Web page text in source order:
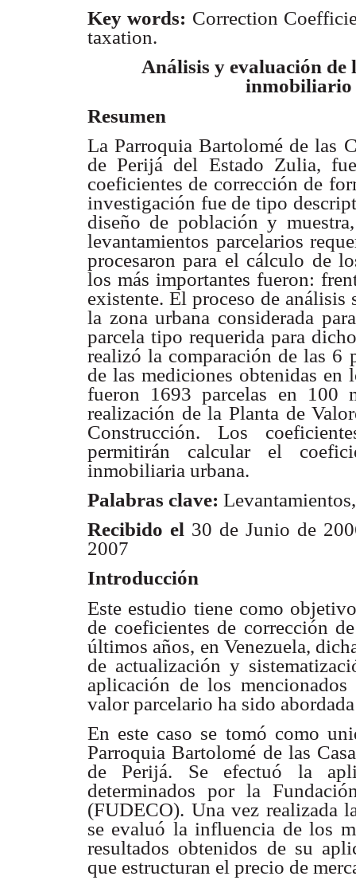
Key words: Correction
taxation.
Análisis y evaluación de
inmobiliario
Resumen
La Parroquia Bartolomé de las
de Perijá del Estado Zulia,
coeficientes de corrección de
investigación fue de tipo
diseño de población y
levantamientos parcelarios
procesaron para el cálculo de
los más importantes fueron:
existente. El proceso de análisis
la zona urbana considerada
parcela tipo requerida para
realizó la comparación de las 6
de las mediciones obtenidas en
fueron 1693 parcelas en 100
realización de la Planta de
Construcción. Los
permitirán calcular el
inmobiliaria urbana.
Palabras clave:
Recibido el 30 de Junio de
2007
Introducción
Este estudio tiene como
de coeficientes de corrección
últimos años, en Venezuela,
de actualización y
aplicación de los
valor parcelario ha sido
En este caso se tomó como
Parroquia Bartolomé de las
de Perijá. Se efectuó la
determinados por la
(FUDECO). Una vez realizada
se evaluó la influencia de los
resultados obtenidos de su
que estructuran el precio de